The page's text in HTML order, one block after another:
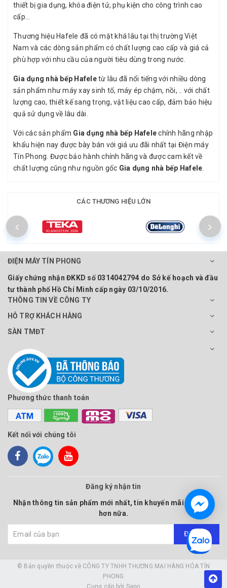
thiết bị gia dụng, khóa điện tử, phụ kiện cho công trình cao
cấp…
Thương hiệu Hafele đã có mặt khá lâu tại thị trường Việt
Nam và các dòng sản phẩm có chất lượng cao cấp và giá cả
phù hợp với nhu cầu của người tiêu dùng trong nước.
Gia dụng nhà bếp Hafeletừ lâu đã nổi tiếng với nhiều dòng
sản phẩm như máy xay sinh tố, máy ép chậm, nồi, .. với chất
lượng cao, thiết kế sang trọng, vật liệu cao cấp, đảm bảo hiệu
quả sử dụng về lâu dài.
Với các sản phẩm Gia dụng nhà bếp Hafelechính hãng nhập
khẩu hiện nay được bày bán với giá ưu đãi nhất tại Điện máy
Tín Phong. Được bảo hành chính hãng và được cam kết về
chất lượng cũng như nguồn gốc Gia dụng nhà bếp Hafele
CÁC THƯƠNG HIỆU LỚN
ĐIỆN MÁY TÍN PHONG
Giấy chứng nhận ĐKKD số 0314042794 do Sở kế hoạch và đầu
tư thành phố Hồ Chí Minh cấp ngày 03/10/2016.
THÔNG TIN VỀ CÔNG TY
HỖ TRỢ KHÁCH HÀNG
SÀN TMĐT
Phương thức thanh toán
Kết nối với chúng tôi
Đăng ký nhận tin
Nhận thông tin sản phẩm mới nhất, tin khuyến mãi và nhiều
hơn nữa.
Đăng ký
© Bản quyền thuộc về CÔNG TY TNHH THƯƠNG MẠI HÀNG HÓA TÍN
PHONG
Cung cấp bởi Sapo